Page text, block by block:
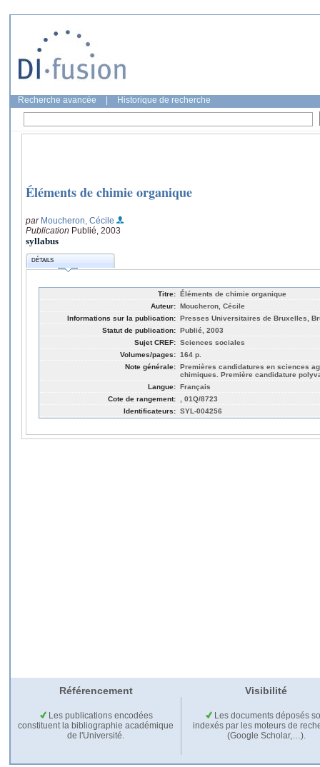
Recherche avancée Historique de recherche
Éléments de chimie organique
par Moucheron, Cécile
Publication Publié, 2003
syllabus
DÉTAILS
Titre: Éléments de chimie organique
Auteur: Moucheron, Cécile
Informations sur la publication: Presses Universitaires de Bruxelles,
Statut de publication: Publié, 2003
Sujet CREF: Sciences sociales
Volumes/pages: 164 p.
Note générale: Premières candidatures en sciences
chimiques. Première candidature
Langue: Français
Cote de rangement:
, 01Q/8723
Identificateurs: SYL-004256
Référencement Visibilité
Les publications encodées
constituent la bibliographie académique
de l'Université.
Les documents déposés
indexés par les moteurs de
(Google Scholar,…).